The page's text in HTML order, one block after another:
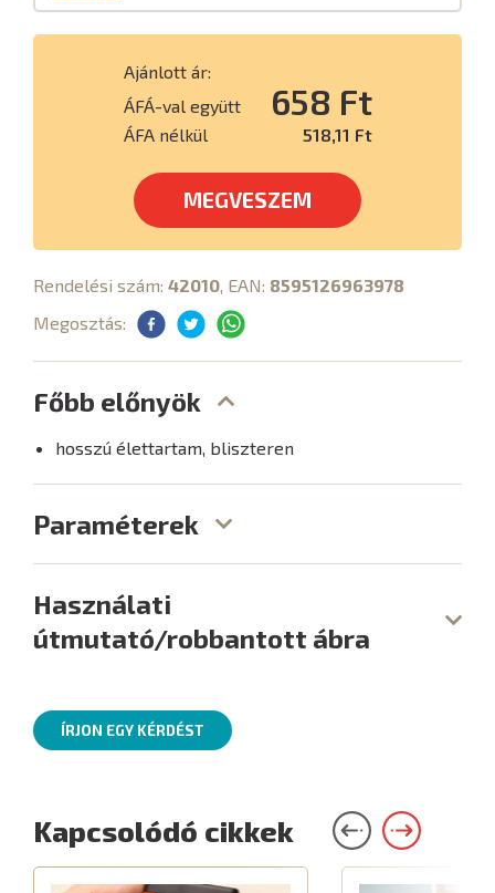
Ajánlott ár:
ÁFÁ-val együtt
658 Ft
ÁFA nélkül 518,11 Ft
MEGVESZEM
Rendelési szám: 42010, EAN: 8595126963978
Megosztás:
Főbb előnyök
hosszú élettartam, bliszteren
Paraméterek
Használati
útmutató/robbantott ábra
ÍRJON EGY KÉRDÉST
Kapcsolódó cikkek